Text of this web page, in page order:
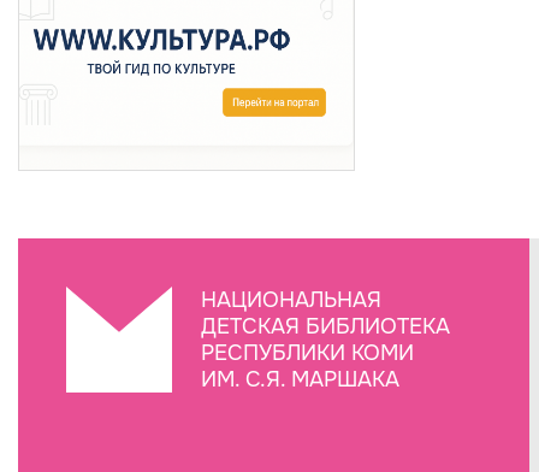
НАЦИОНАЛЬНАЯ
ДЕТСКАЯ БИБЛИОТЕКА
РЕСПУБЛИКИ КОМИ
ИМ. С.Я. МАРШАКА